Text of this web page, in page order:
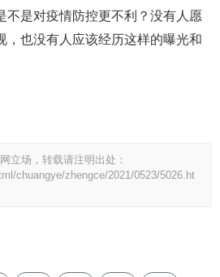
不是对疫情防控更不利？没有人愿
，也没有人应该经历这样的曝光和
立场，转载请注明出处：
chuangye/zhengce/2021/0523/5026.ht